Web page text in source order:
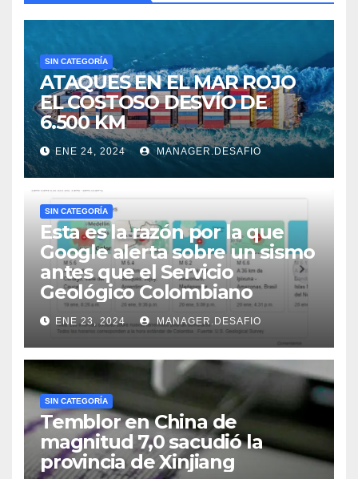
SIN CATEGORÍA
ATAQUES EN EL MAR ROJO
EL COSTOSO DESVÍO DE
6.500 KM
ENE 24, 2024 MANAGER.DESAFIO
SIN CATEGORÍA
Esta es la razón por la que
Google alerta sobre un sismo
antes que el Servicio
Geológico Colombiano
ENE 23, 2024 MANAGER.DESAFIO
SIN CATEGORÍA
Temblor en China de
magnitud 7,0 sacudió la
provincia de Xinjiang